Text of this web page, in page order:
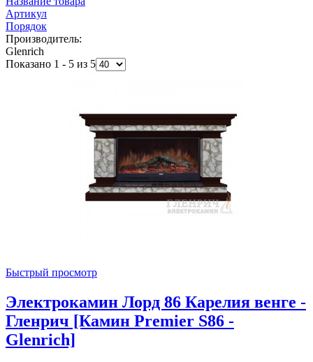
Артикул
Порядок
Производитель:
Glenrich
Показано 1 - 5 из 5
Быстрый просмотр
Электрокамин Лорд 86 Карелия венге -
Гленрич [Камин Premier S86 -
Glenrich]